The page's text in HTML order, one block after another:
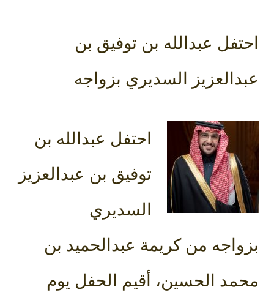
احتفل عبدالله بن توفيق بن
عبدالعزيز السديري بزواجه
احتفل عبدالله بن
توفيق بن عبدالعزيز
السديري
بزواجه من كريمة عبدالحميد بن
محمد الحسين، أقيم الحفل يوم